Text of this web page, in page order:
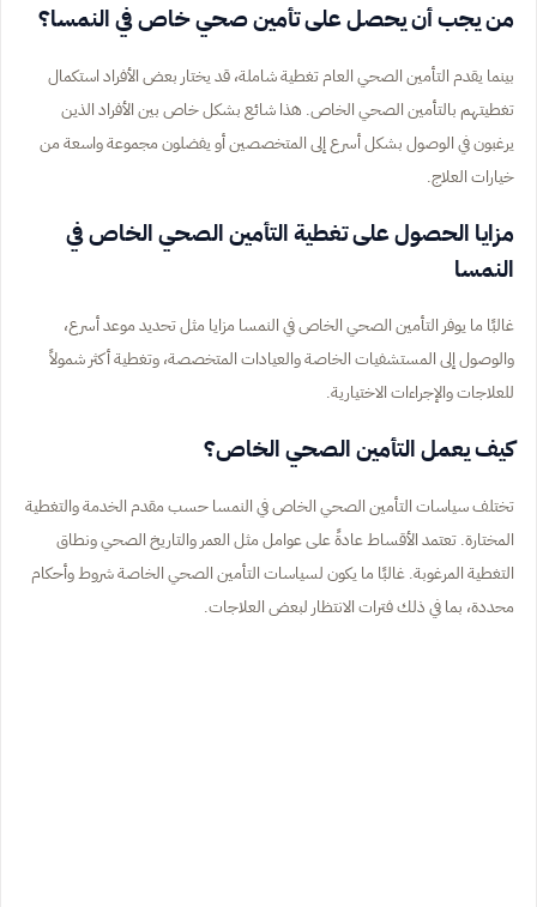
من يجب أن يحصل على تأمين صحي خاص في النمسا؟
بينما يقدم التأمين الصحي العام تغطية شاملة، قد يختار بعض الأفراد استكمال
تغطيتهم بالتأمين الصحي الخاص. هذا شائع بشكل خاص بين الأفراد الذين
يرغبون في الوصول بشكل أسرع إلى المتخصصين أو يفضلون مجموعة واسعة من
خيارات العلاج.
مزايا الحصول على تغطية التأمين الصحي الخاص في
النمسا
غالبًا ما يوفر التأمين الصحي الخاص في النمسا مزايا مثل تحديد موعد أسرع،
والوصول إلى المستشفيات الخاصة والعيادات المتخصصة، وتغطية أكثر شمولاً
للعلاجات والإجراءات الاختيارية.
كيف يعمل التأمين الصحي الخاص؟
تختلف سياسات التأمين الصحي الخاص في النمسا حسب مقدم الخدمة والتغطية
المختارة. تعتمد الأقساط عادةً على عوامل مثل العمر والتاريخ الصحي ونطاق
التغطية المرغوبة. غالبًا ما يكون لسياسات التأمين الصحي الخاصة شروط وأحكام
محددة، بما في ذلك فترات الانتظار لبعض العلاجات.